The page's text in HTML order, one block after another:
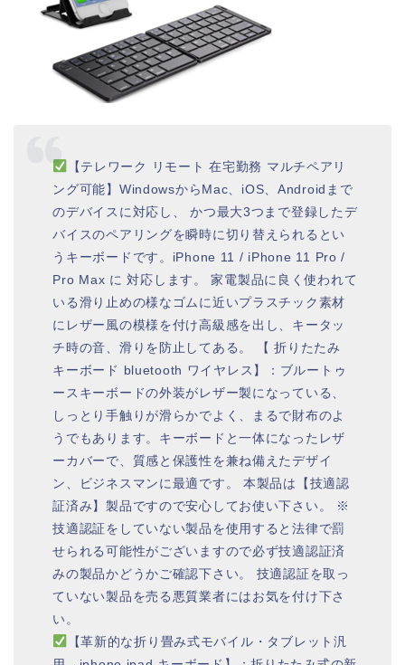
【テレワーク リモート 在宅勤務 マルチペアリ
ング可能】WindowsからMac、iOS、Androidまで
のデバイスに対応し、 かつ最大3つまで登録したデ
バイスのペアリングを瞬時に切り替えられるとい
うキーボードです。iPhone 11 / iPhone 11 Pro /
Pro Max に 対応します。 家電製品に良く使われて
いる滑り止めの様なゴムに近いプラスチック素材
にレザー風の模様を付け高級感を出し、キータッ
チ時の音、滑りを防止してある。 【 折りたたみ
キーボード bluetooth ワイヤレス】：ブルートゥ
ースキーボードの外装がレザー製になっている、
しっとり手触りが滑らかでよく、まるで財布のよ
うでもあります。キーボードと一体になったレザ
ーカバーで、質感と保護性を兼ね備えたデザイ
ン、ビジネスマンに最適です。 本製品は【技適認
証済み】製品ですので安心してお使い下さい。 ※
技適認証をしていない製品を使用すると法律で罰
せられる可能性がございますので必ず技適認証済
みの製品かどうかご確認下さい。 技適認証を取っ
ていない製品を売る悪質業者にはお気を付け下さ
い。
【革新的な折り畳み式モバイル・タブレット汎